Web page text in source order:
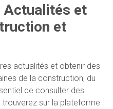
Actualités et
et
actualités et obtenir des
de la construction, du
de consulter des
sur la plateforme